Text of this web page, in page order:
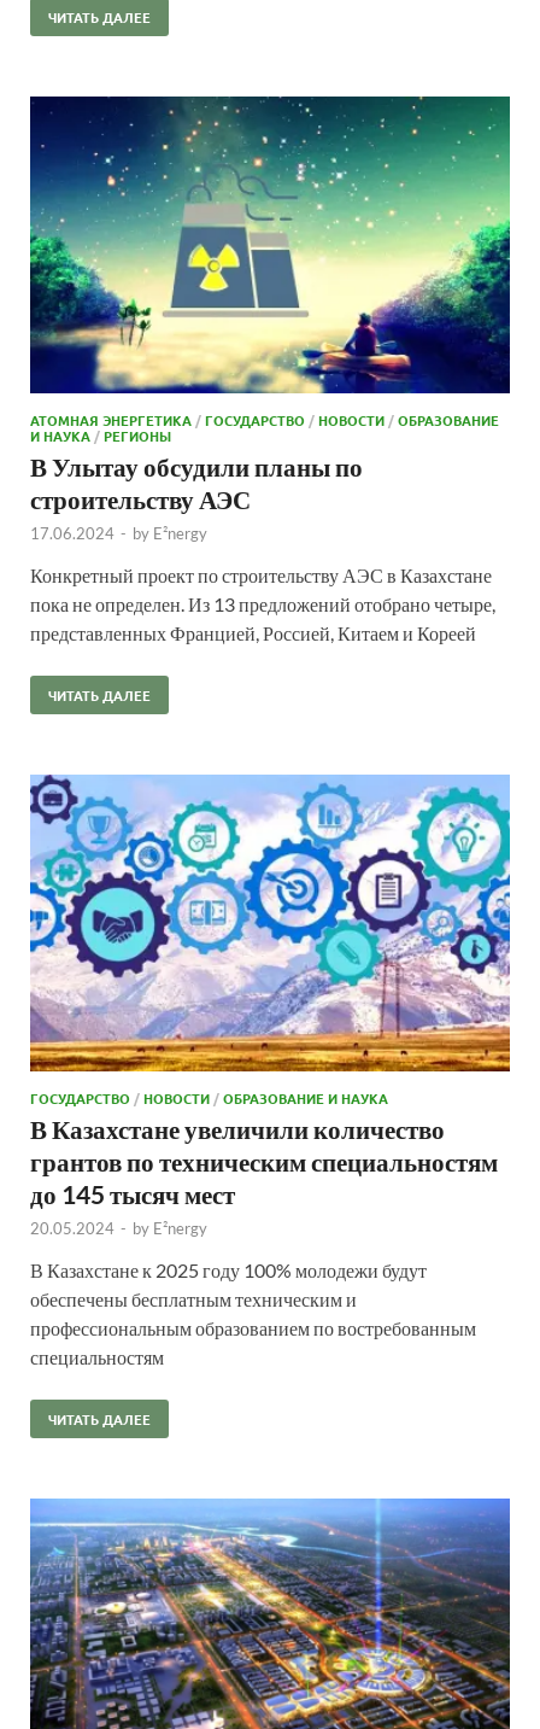
ЧИТАТЬ ДАЛЕЕ
АТОМНАЯ ЭНЕРГЕТИКА/ГОСУДАРСТВО /НОВОСТИ/ОБРАЗОВАНИЕ
И НАУКА/РЕГИОНЫ
В Улытау обсудили планы по
строительству АЭС
17.06.2024 - by E²nergy
Конкретный проект по строительству АЭС в Казахстане
пока не определен. Из 13 предложений отобрано четыре,
представленных Францией, Россией, Китаем и Кореей
ЧИТАТЬ ДАЛЕЕ
ГОСУДАРСТВО /НОВОСТИ /ОБРАЗОВАНИЕ И НАУКА
В Казахстане увеличили количество
грантов по техническим специальностям
до 145 тысяч мест
20.05.2024 - by E²nergy
В Казахстане к 2025 году 100% молодежи будут
обеспечены бесплатным техническим и
профессиональным образованием по востребованным
специальностям
ЧИТАТЬ ДАЛЕЕ